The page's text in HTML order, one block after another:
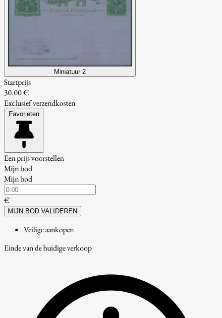
Miniatuur 2
Startprijs
30.00 €
Exclusief verzendkosten
Favorieten
Een prijs voorstellen
Mijn bod
Mijn bod
€
MIJN BOD VALIDEREN
Veilige aankopen
Einde van de huidige verkoop